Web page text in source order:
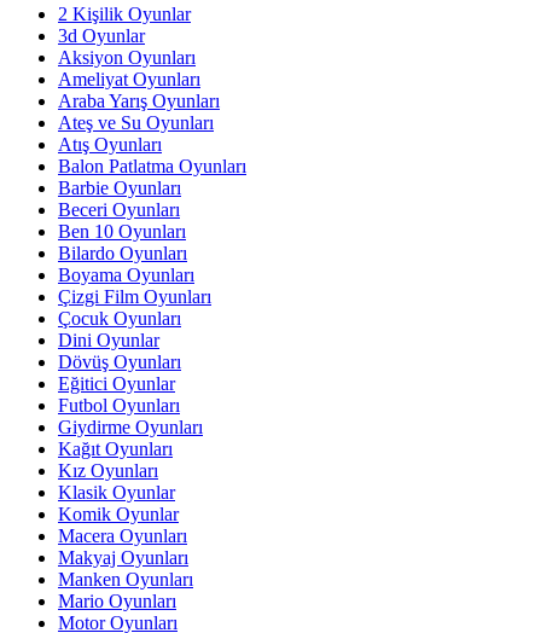
2 Kişilik Oyunlar
3d Oyunlar
Aksiyon Oyunları
Ameliyat Oyunları
Araba Yarış Oyunları
Ateş ve Su Oyunları
Atış Oyunları
Balon Patlatma Oyunları
Barbie Oyunları
Beceri Oyunları
Ben 10 Oyunları
Bilardo Oyunları
Boyama Oyunları
Çizgi Film Oyunları
Çocuk Oyunları
Dini Oyunlar
Dövüş Oyunları
Eğitici Oyunlar
Futbol Oyunları
Giydirme Oyunları
Kağıt Oyunları
Kız Oyunları
Klasik Oyunlar
Komik Oyunlar
Macera Oyunları
Makyaj Oyunları
Manken Oyunları
Mario Oyunları
Motor Oyunları